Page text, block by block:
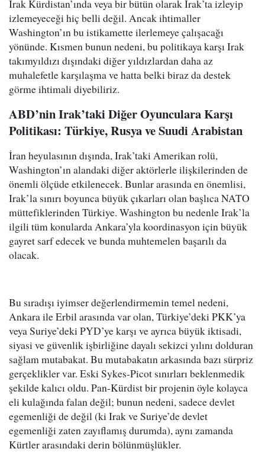
Irak Kürdistan’ında veya bir bütün olarak Irak’ta izleyip
izlemeyeceği hiç belli değil. Ancak ihtimaller
Washington’ın bu istikamette ilerlemeye çalışacağı
yönünde. Kısmen bunun nedeni, bu politikaya karşı Irak
takımyıldızı dışındaki diğer yıldızlardan daha az
muhalefetle karşılaşma ve hatta belki biraz da destek
görme ihtimali diyebiliriz.
ABD’nin Irak’taki Diğer Oyunculara Karşı
Politikası: Türkiye, Rusya ve Suudi Arabistan
İran heyulasının dışında, Irak’taki Amerikan rolü,
Washington’ın alandaki diğer aktörlerle ilişkilerinden de
önemli ölçüde etkilenecek. Bunlar arasında en önemlisi,
Irak’la sınırı boyunca büyük çıkarları olan başlıca NATO
müttefiklerinden Türkiye. Washington bu nedenle Irak’la
ilgili tüm konularda Ankara’yla koordinasyon için büyük
gayret sarf edecek ve bunda muhtemelen başarılı da
olacak.
Bu sıradışı iyimser değerlendirmemin temel nedeni,
Ankara ile Erbil arasında var olan, Türkiye’deki PKK’ya
veya Suriye’deki PYD’ye karşı ve ayrıca büyük iktisadi,
siyasi ve güvenlik işbirliğine dayalı sekizci yılını dolduran
sağlam mutabakat. Bu mutabakatın arkasında bazı sürpriz
gerçeklikler var. Eski Sykes-Picot sınırları beklenmedik
şekilde kalıcı oldu. Pan-Kürdist bir projenin öyle kolayca
eli kulağında falan değil; bunun nedeni, sadece devlet
egemenliği de değil (ki Irak ve Suriye’de devlet
egemenliği zaten zayıflamış durumda), aynı zamanda
Kürtler arasındaki derin bölünmüşlükler.